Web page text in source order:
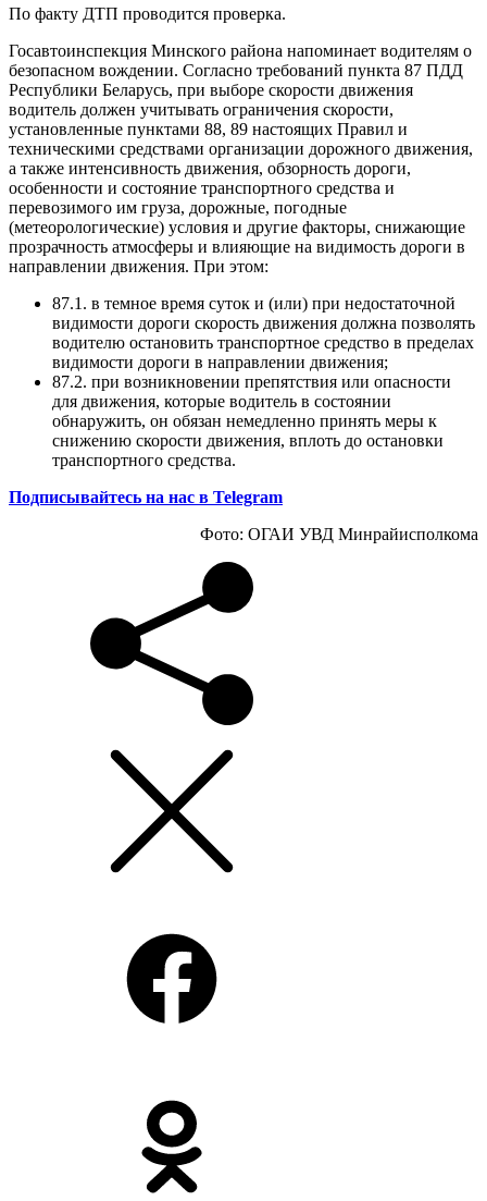
По факту ДТП проводится проверка.
Госавтоинспекция Минского района напоминает водителям о
безопасном вождении. Согласно требований пункта 87 ПДД
Республики Беларусь, при выборе скорости движения
водитель должен учитывать ограничения скорости,
установленные пунктами 88, 89 настоящих Правил и
техническими средствами организации дорожного движения,
а также интенсивность движения, обзорность дороги,
особенности и состояние транспортного средства и
перевозимого им груза, дорожные, погодные
(метеорологические) условия и другие факторы, снижающие
прозрачность атмосферы и влияющие на видимость дороги в
направлении движения. При этом:
87.1. в темное время суток и (или) при недостаточной
видимости дороги скорость движения должна позволять
водителю остановить транспортное средство в пределах
видимости дороги в направлении движения;
87.2. при возникновении препятствия или опасности
для движения, которые водитель в состоянии
обнаружить, он обязан немедленно принять меры к
снижению скорости движения, вплоть до остановки
транспортного средства.
Подписывайтесь на нас в Telegram
Фото: ОГАИ УВД Минрайисполкома